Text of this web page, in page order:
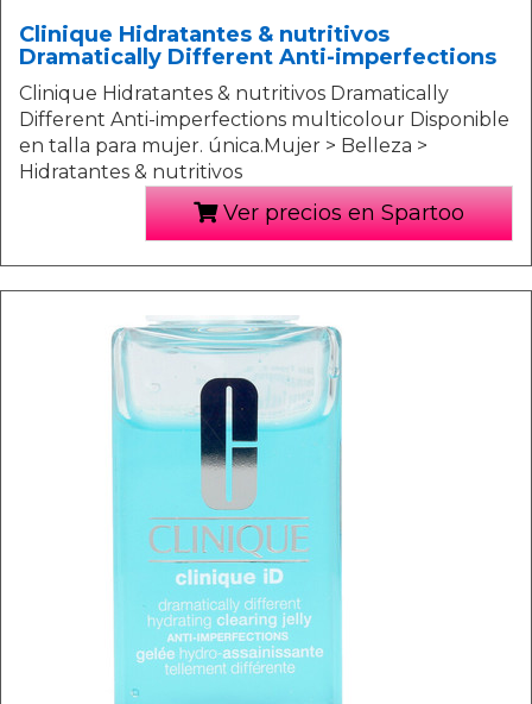
Clinique Hidratantes & nutritivos
Dramatically Different Anti-imperfections
Clinique Hidratantes & nutritivos Dramatically
Different Anti-imperfections multicolour Disponible
en talla para mujer. única.Mujer > Belleza >
Hidratantes & nutritivos
Ver precios en Spartoo